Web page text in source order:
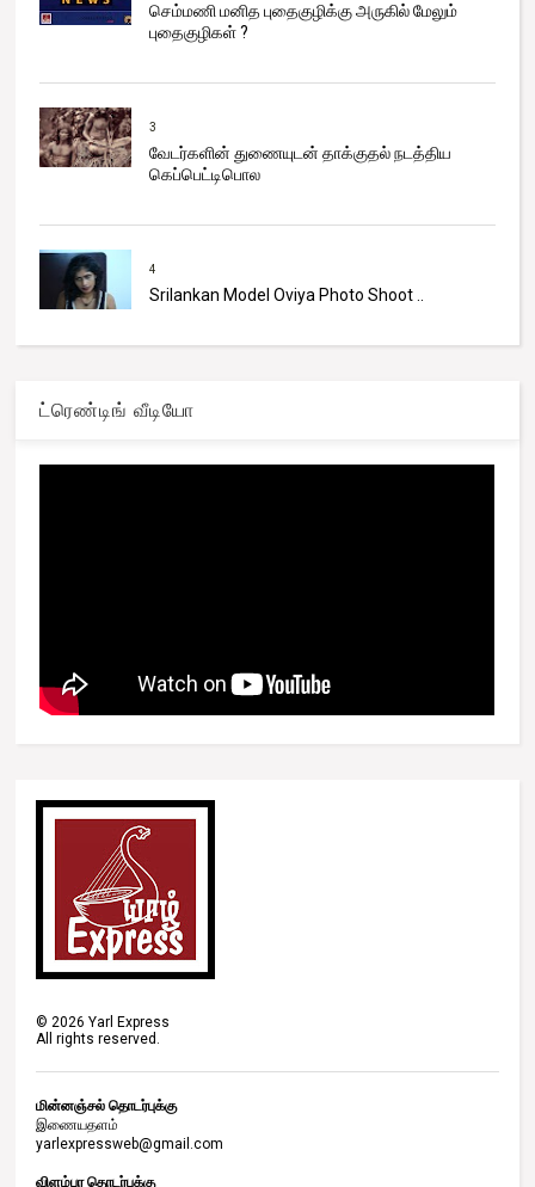
செம்மணி மனித புதைகுழிக்கு அருகில் மேலும்
புதைகுழிகள் ?
3
வேடர்களின் துணையுடன் தாக்குதல் நடத்திய
கெப்பெட்டிபொல
4
Srilankan Model Oviya Photo Shoot ..
ட்ரெண்டிங் வீடியோ
© 2026 Yarl Express
All rights reserved.
மின்னஞ்சல் தொடர்புக்கு
இணையதளம்
yarlexpressweb@gmail.com
விளம்பர தொடர்புக்கு